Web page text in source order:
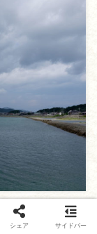
シェア サイドバー